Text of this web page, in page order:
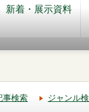
新着・展示資料
事検索 ジャンル